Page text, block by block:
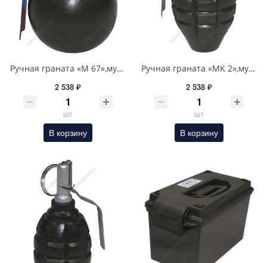
Ручная граната «M 67»,муляж
2 538 ₽
шт
В корзину
Ручная граната «MK 2»,муляж
2 538 ₽
шт
В корзину